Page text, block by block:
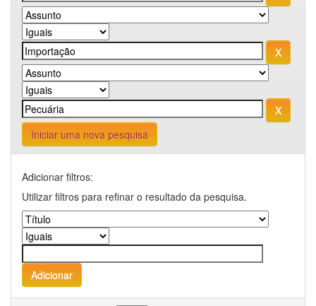
Iniciar uma nova pesquisa
Adicionar filtros:
Utilizar filtros para refinar o resultado da pesquisa.